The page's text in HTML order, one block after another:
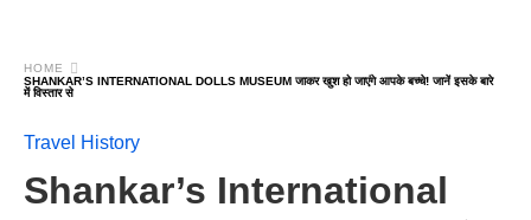
HOME
SHANKAR’S INTERNATIONAL DOLLS MUSEUM जाकर खुश हो जाएंगे आपके बच्चे! जानें इसके बारे
में विस्तार से
Travel History
Shankar’s International